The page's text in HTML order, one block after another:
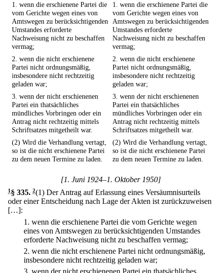
1. wenn die erschienene Partei die
vom Gerichte wegen eines von
Amtswegen zu berücksichtigenden
Umstandes erforderte
Nachweisung nicht zu beschaffen
vermag;
1. wenn die erschienene Partei die
vom Gerichte wegen eines von
Amtswegen zu berücksichtigenden
Umstandes erforderte
Nachweisung nicht zu beschaffen
vermag;
2. wenn die nicht erschienene
Partei nicht ordnungsmäßig,
insbesondere nicht rechtzeitig
geladen war;
2. wenn die nicht erschienene
Partei nicht ordnungsmäßig,
insbesondere nicht rechtzeitig
geladen war;
3. wenn der nicht erschienenen
Partei ein thatsächliches
mündliches Vorbringen oder ein
Antrag nicht rechtzeitig mittels
Schriftsatzes mitgetheilt war.
3. wenn der nicht erschienenen
Partei ein thatsächliches
mündliches Vorbringen oder ein
Antrag nicht rechtzeitig mittels
Schriftsatzes mitgetheilt war.
(2) Wird die Verhandlung vertagt,
so ist die nicht erschienene Partei
zu dem neuen Termine zu laden.
(2) Wird die Verhandlung vertagt,
so ist die nicht erschienene Partei
zu dem neuen Termine zu laden.
[1. Juni 1924–1. Oktober 1950]
1§ 335. 2(1) Der Antrag auf Erlassung eines Versäumnisurteils
oder einer Entscheidung nach Lage der Akten ist zurückzuweisen
[…]:
1. wenn die erschienene Partei die vom Gerichte wegen
eines von Amtswegen zu berücksichtigenden Umstandes
erforderte Nachweisung nicht zu beschaffen vermag;
2. wenn die nicht erschienene Partei nicht ordnungsmäßig,
insbesondere nicht rechtzeitig geladen war;